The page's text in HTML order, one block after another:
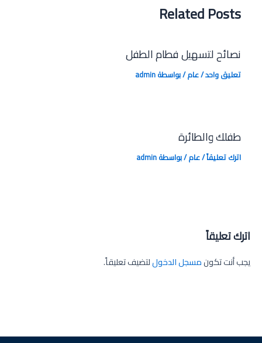
Related Posts
نصائح لتسهيل فطام الطفل
تعليق واحد/عام/ بواسطةadmin
طفلك والطائرة
اترك تعليقاً/عام/ بواسطةadmin
اترك تعليقاً
يجب أنت تكونمسجل الدخوللتضيف تعليقاً.